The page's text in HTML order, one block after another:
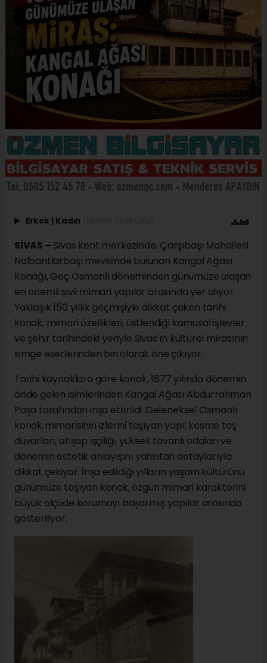
Erkek Kadın
SİVAS – Sivas kent merkezinde, Çarşıbaşı Mahallesi
Nalbantlarbaşı mevkiinde bulunan Kangal Ağası
Konağı, Geç Osmanlı döneminden günümüze ulaşan
en önemli sivil mimari yapılar arasında yer alıyor.
Yaklaşık 150 yıllık geçmişiyle dikkat çeken tarihi
konak, mimari özellikleri, üstlendiği kamusal işlevler
ve şehir tarihindeki yeriyle Sivas’ın kültürel mirasının
simge eserlerinden biri olarak öne çıkıyor.
Tarihi kaynaklara göre konak, 1877 yılında dönemin
önde gelen isimlerinden Kangal Ağası Abdurrahman
Paşa tarafından inşa ettirildi. Geleneksel Osmanlı
konak mimarisinin izlerini taşıyan yapı; kesme taş
duvarları, ahşap işçiliği, yüksek tavanlı odaları ve
dönemin estetik anlayışını yansıtan detaylarıyla
dikkat çekiyor. İnşa edildiği yılların yaşam kültürünü
günümüze taşıyan konak, özgün mimari karakterini
büyük ölçüde korumayı başarmış yapılar arasında
gösteriliyor.